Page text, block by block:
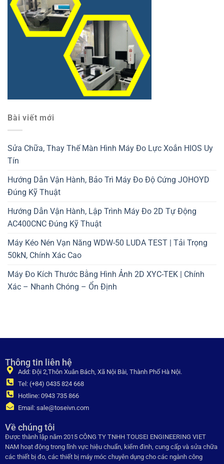
Bài viết mới
Sửa Chữa, Thay Thế Màn Hình Máy Đo Lực Xoắn HIOS Uy
Tín
Hướng Dẫn Vận Hành, Bảo Trì Máy Đo Độ Cứng JOHOYD
Đúng Kỹ Thuật
Hướng Dẫn Vận Hành, Lập Trình Máy Đo 2D Tự Động
AC400CNC Đúng Kỹ Thuật
Máy Kéo Nén Vạn Năng WDW-50 LUDA TEST | Tải Trọng
50kN, Chính Xác Cao
Máy Đo Kích Thước Bằng Hình Ảnh 2D XYC-TEK | Chính
Xác – Nhanh Chóng – Ổn Định
Thông tin liên hệ
Add: Đội 2,Thôn Xuân Bách, Xã Nội Bài, Thành Phố Hà Nội.
Tel: (+84) 0435 824 668
Hotline: 0943 735 866
Email: sale@toseivn.com
Về chúng tôi
Được thành lập năm 2015 CÔNG TY TNHH TOUSEI ENGINEERING VIET
NAM hoạt động trong lĩnh vực hiệu chuẩn, kiểm đinh, cung cấp và sửa chữa
các thiết bị đo, các thiết bị máy móc chuyên dụng cho các ngành công